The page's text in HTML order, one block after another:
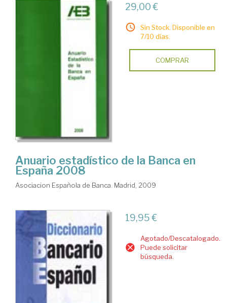
29,00 €
Sin Stock. Disponible en
7/10 días.
COMPRAR
Anuario estadístico de la Banca en
España 2008
Asociacion Española de Banca. Madrid, 2009
19,95 €
Agotado/Descatalogado.
Puede solicitar
búsqueda.